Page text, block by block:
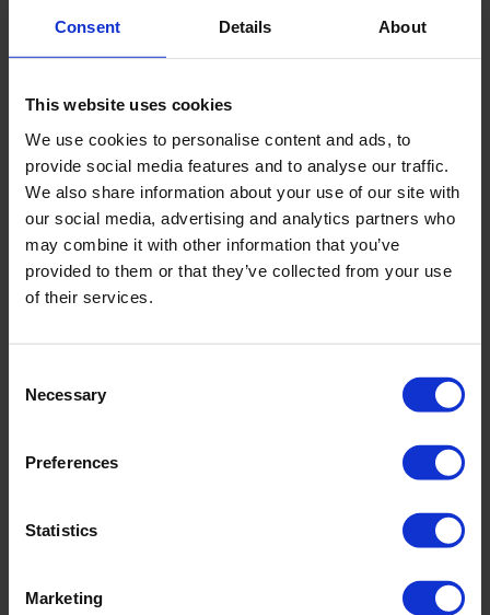
Consent Details About
This website uses cookies
We use cookies to personalise content and ads, to
provide social media features and to analyse our traffic.
We also share information about your use of our site with
our social media, advertising and analytics partners who
may combine it with other information that you’ve
provided to them or that they’ve collected from your use
of their services.
Selection
Necessary
Preferences
Statistics
Marketing
polyfosfaten, een technologie die veel voordelen
biedt ten opzichte van chelaten. Ambiorix, de unieke
ijzermeststof …
MEER LEZEN
Huwa-San TR-50: de koffiecultuur veiligstellen